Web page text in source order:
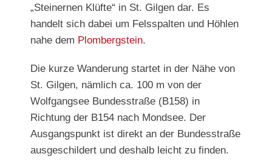
„Steinernen Klüfte“ in St. Gilgen dar. Es
handelt sich dabei um Felsspalten und Höhlen
nahe dem Plombergstein.
Die kurze Wanderung startet in der Nähe von
St. Gilgen, nämlich ca. 100 m von der
Wolfgangsee Bundesstraße (B158) in
Richtung der B154 nach Mondsee. Der
Ausgangspunkt ist direkt an der Bundesstraße
ausgeschildert und deshalb leicht zu finden.